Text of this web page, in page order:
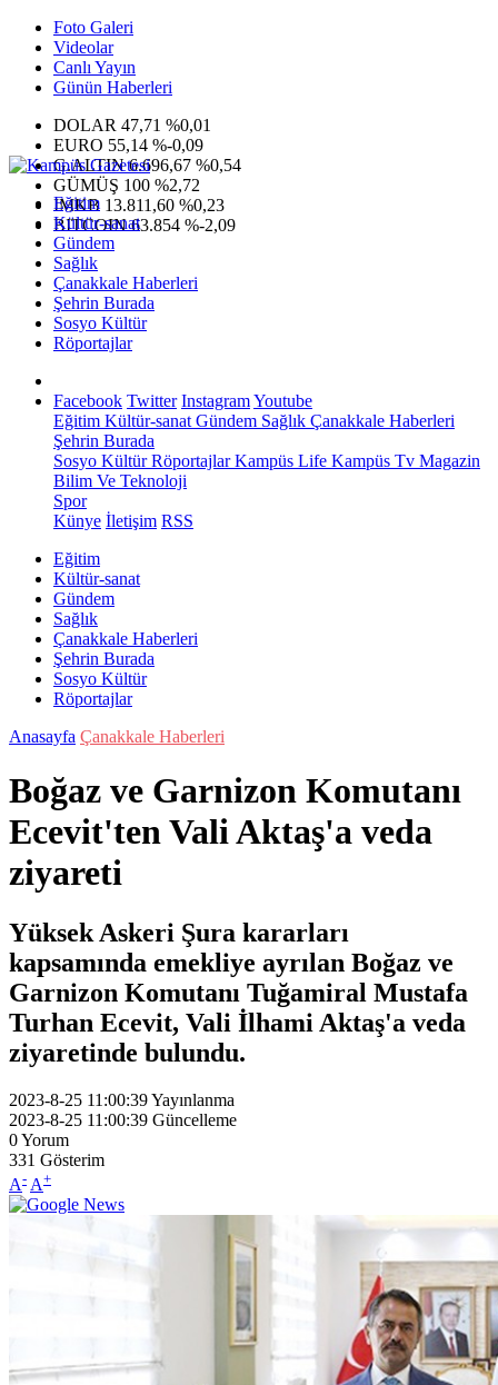
Foto Galeri
Videolar
Canlı Yayın
Günün Haberleri
DOLAR 47,71 %0,01
EURO 55,14 %-0,09
G.ALTIN6.696,67 %0,54
GÜMÜŞ 100 %2,72
IMKB 13.811,60 %0,23
BITCOIN63.854 %-2,09
Eğitim
Kültür-sanat
Gündem
Sağlık
Çanakkale Haberleri
Şehrin Burada
Sosyo Kültür
Röportajlar
Facebook Twitter InstagramYoutube
Eğitim Kültür-sanat Gündem Sağlık Çanakkale Haberleri
Şehrin Burada
Sosyo KültürRöportajlarKampüs Life Kampüs Tv Magazin
Bilim Ve Teknoloji
Spor
Künye İletişim RSS
Eğitim
Kültür-sanat
Gündem
Sağlık
Çanakkale Haberleri
Şehrin Burada
Sosyo Kültür
Röportajlar
Anasayfa Çanakkale Haberleri
Boğaz ve Garnizon Komutanı
Ecevit'ten Vali Aktaş'a veda
ziyareti
Yüksek Askeri Şura kararları
kapsamında emekliye ayrılan Boğaz ve
Garnizon Komutanı Tuğamiral Mustafa
Turhan Ecevit, Vali İlhami Aktaş'a veda
ziyaretinde bulundu.
2023-8-25 11:00:39Yayınlanma
2023-8-25 11:00:39 Güncelleme
0Yorum
331 Gösterim
A- A+